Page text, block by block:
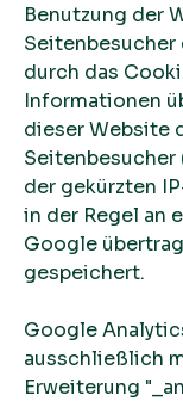
Benutzung der
durch das
Informationen
dieser Website
der gekürzten
in der Regel an
Google
gespeichert.
Google
ausschließlich
Erweiterung